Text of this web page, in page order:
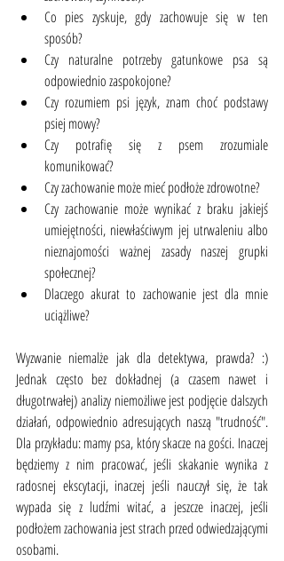
Co pies zyskuje, gdy zachowuje się w ten
sposób?
Czy naturalne potrzeby gatunkowe psa są
odpowiednio zaspokojone?
Czy rozumiem psi język, znam choć podstawy
psiej mowy?
Czy potrafię się z psem zrozumiale
komunikować?
Czy zachowanie może mieć podłoże zdrowotne?
Czy zachowanie może wynikać z braku jakiejś
umiejętności, niewłaściwym jej utrwaleniu albo
nieznajomości ważnej zasady naszej grupki
społecznej?
Dlaczego akurat to zachowanie jest dla mnie
uciążliwe?
Wyzwanie niemalże jak dla detektywa, prawda? :)
Jednak często bez dokładnej (a czasem nawet i
długotrwałej) analizy niemożliwe jest podjęcie dalszych
działań, odpowiednio adresujących naszą "trudność".
Dla przykładu: mamy psa, który skacze na gości. Inaczej
będziemy z nim pracować, jeśli skakanie wynika z
radosnej ekscytacji, inaczej jeśli nauczył się, że tak
wypada się z ludźmi witać, a jeszcze inaczej, jeśli
podłożem zachowania jest strach przed odwiedzającymi
osobami.